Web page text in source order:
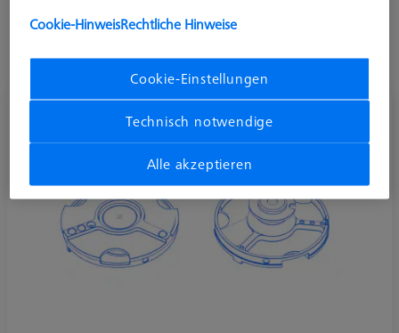
einem neuen Chip ausgestattet, der es in Zukunft ermöglicht,
erhöhen und neue Features zu integrieren.
Cookie-HinweisRechtliche Hinweise
Cookie-Einstellungen
Technisch notwendige
Alle akzeptieren